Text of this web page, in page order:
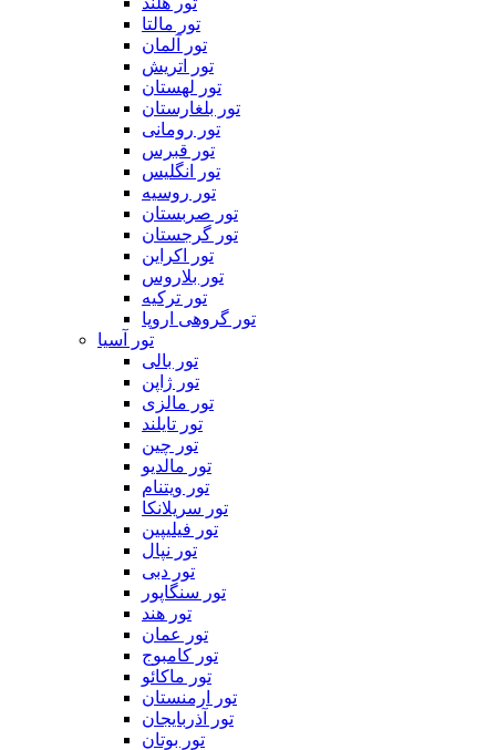
تور مالتا
تور آلمان
تور اتریش
تور لهستان
تور بلغارستان
تور رومانی
تور قبرس
تور انگلیس
تور روسیه
تور صربستان
تور گرجستان
تور اکراین
تور بلاروس
تور ترکیه
تور گروهی اروپا
تور آسیا
تور بالی
تور ژاپن
تور مالزی
تور تایلند
تور چین
تور مالدیو
تور ویتنام
تور سریلانکا
تور فیلیپین
تور نپال
تور دبی
تور سنگاپور
تور هند
تور عمان
تور کامبوج
تور ماکائو
تور ارمنستان
تور آذربایجان
تور بوتان